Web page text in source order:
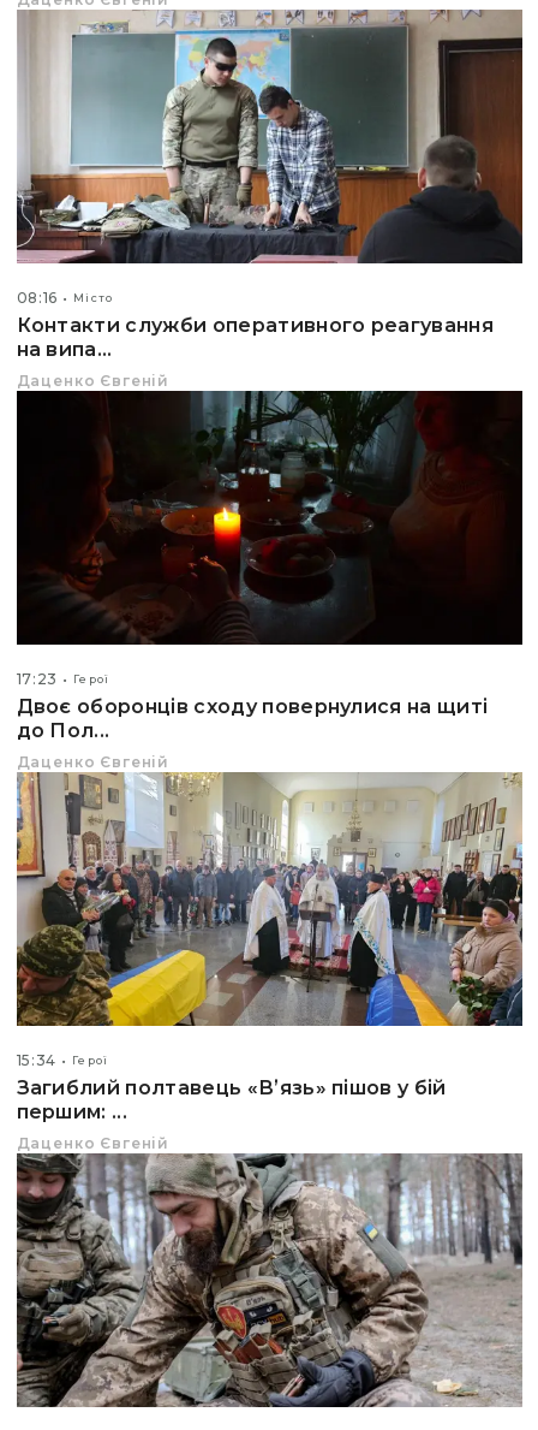
08:16 Місто
Контакти служби оперативного реагування
на випа...
Даценко Євгеній
17:23 Герої
Двоє оборонців сходу повернулися на щиті
до Пол...
Даценко Євгеній
15:34 Герої
Загиблий полтавець «Вʼязь» пішов у бій
першим: ...
Даценко Євгеній